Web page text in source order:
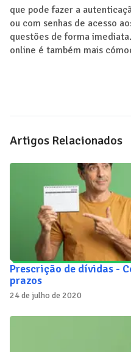
que pode fazer a
ou com senhas de acesso
questões de forma
online é também mais
Artigos Relacionados
Prescrição de dívidas -
prazos
24 de julho de 2020